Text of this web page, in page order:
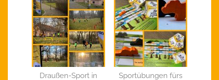
Draußen-Sport in
Sportübungen fürs